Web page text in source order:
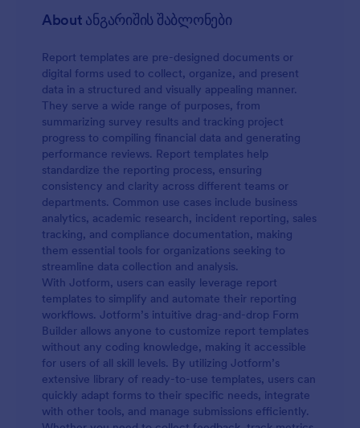
About ანგარიშის შაბლონები
Report templates are pre-designed documents or
digital forms used to collect, organize, and present
data in a structured and visually appealing manner.
They serve a wide range of purposes, from
summarizing survey results and tracking project
progress to compiling financial data and generating
performance reviews. Report templates help
standardize the reporting process, ensuring
consistency and clarity across different teams or
departments. Common use cases include business
analytics, academic research, incident reporting, sales
tracking, and compliance documentation, making
them essential tools for organizations seeking to
streamline data collection and analysis.
With Jotform, users can easily leverage report
templates to simplify and automate their reporting
workflows. Jotform’s intuitive drag-and-drop Form
Builder allows anyone to customize report templates
without any coding knowledge, making it accessible
for users of all skill levels. By utilizing Jotform’s
extensive library of ready-to-use templates, users can
quickly adapt forms to their specific needs, integrate
with other tools, and manage submissions efficiently.